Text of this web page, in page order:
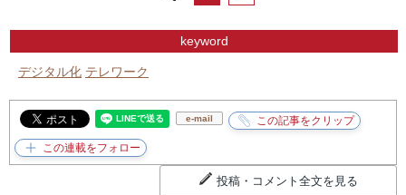
keyword
デジタル化 テレワーク
e-mail
投稿・コメント全文を見る